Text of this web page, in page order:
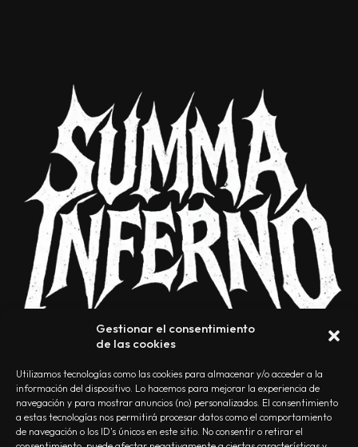
Gestionar el consentimiento
de las cookies
Utilizamos tecnologías como las cookies para almacenar y/o acceder a la
información del dispositivo. Lo hacemos para mejorar la experiencia de
navegación y para mostrar anuncios (no) personalizados. El consentimiento
a estas tecnologías nos permitirá procesar datos como el comportamiento
de navegación o los ID's únicos en este sitio. No consentir o retirar el
NOSOTROS CONTACTO EDITORIAL POLÍTICA DE PRIVACIDAD